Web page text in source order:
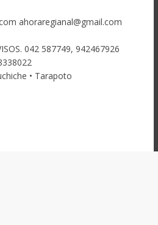
ahoraregianal@gmail.com
042 587749, 942467926
• Tarapoto